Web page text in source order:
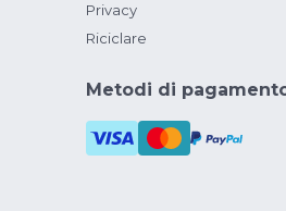
Privacy
Riciclare
Metodi di